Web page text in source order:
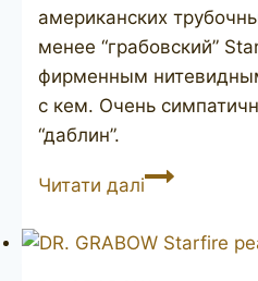
американских
менее “грабовский”
фирменным
с кем. Очень
“даблин”.
Читати даліDR.
Starfire